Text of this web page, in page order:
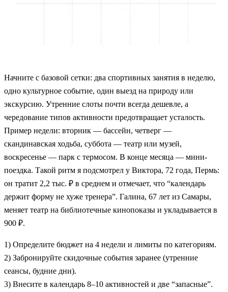
Начните с базовой сетки: два спортивных занятия в неделю,
одно культурное событие, один выезд на природу или
экскурсию. Утренние слоты почти всегда дешевле, а
чередование типов активности предотвращает усталость.
Пример недели: вторник — бассейн, четверг —
скандинавская ходьба, суббота — театр или музей,
воскресенье — парк с термосом. В конце месяца — мини-
поездка. Такой ритм я подсмотрел у Виктора, 72 года, Пермь:
он тратит 2,2 тыс. ₽ в среднем и отмечает, что “календарь
держит форму не хуже тренера”. Галина, 67 лет из Самары,
меняет театр на библиотечные кинопоказы и укладывается в
900 ₽.
1) Определите бюджет на 4 недели и лимиты по категориям.
2) Забронируйте скидочные события заранее (утренние
сеансы, будние дни).
3) Внесите в календарь 8–10 активностей и две “запасные”.